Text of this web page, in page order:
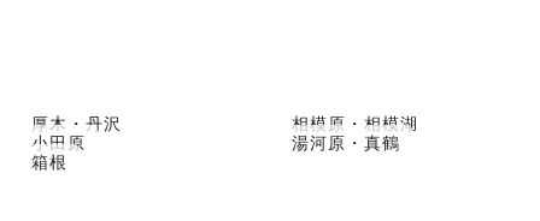
厚木・丹沢
相模原・相模湖
小田原
湯河原・真鶴
箱根